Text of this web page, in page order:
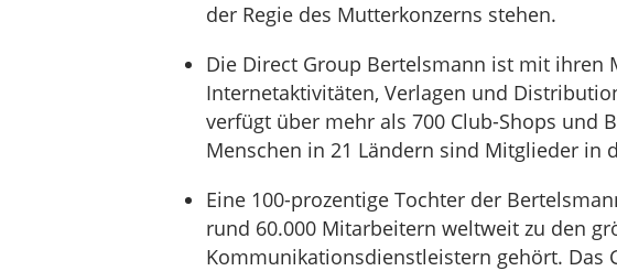
der Regie des Mutterkonzerns stehen.
Die Direct Group Bertelsmann ist mit ihren
Internetaktivitäten, Verlagen und
verfügt über mehr als 700 Club-Shops und
Menschen in 21 Ländern sind Mitglieder in
Eine 100-prozentige Tochter der
rund 60.000 Mitarbeitern weltweit zu den
Kommunikationsdienstleistern gehört. Das